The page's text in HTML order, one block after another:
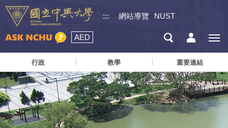
::: 網站導覽 NUST
AED
行政 教學 重要連結